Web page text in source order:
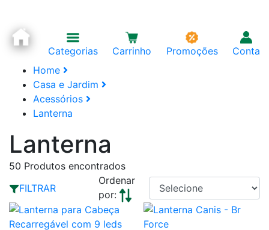
Categorias Carrinho Promoções
Conta
Home
Casa e Jardim
Acessórios
Lanterna
Lanterna
50 Produtos encontrados
FILTRAR
Ordenar
por: